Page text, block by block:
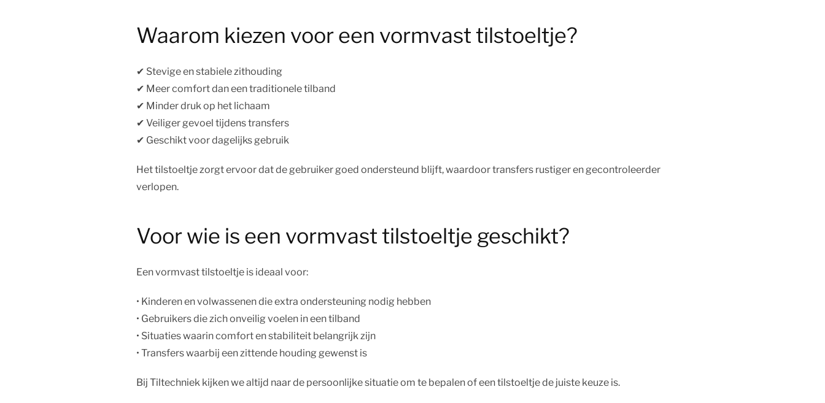
Waarom kiezen voor een vormvast tilstoeltje?
✔︎ Stevige en stabiele zithouding
✔︎ Meer comfort dan een traditionele tilband
✔︎ Minder druk op het lichaam
✔︎ Veiliger gevoel tijdens transfers
✔︎ Geschikt voor dagelijks gebruik
Het tilstoeltje zorgt ervoor dat de gebruiker goed ondersteund blijft, waardoor transfers rustiger en gecontroleerder
verlopen.
Voor wie is een vormvast tilstoeltje geschikt?
Een vormvast tilstoeltje is ideaal voor:
• Kinderen en volwassenen die extra ondersteuning nodig hebben
• Gebruikers die zich onveilig voelen in een tilband
• Situaties waarin comfort en stabiliteit belangrijk zijn
• Transfers waarbij een zittende houding gewenst is
Bij Tiltechniek kijken we altijd naar de persoonlijke situatie om te bepalen of een tilstoeltje de juiste keuze is.